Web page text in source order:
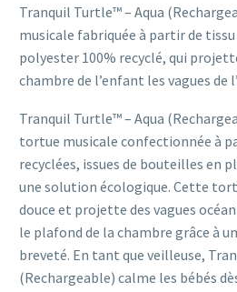
Tranquil Turtle™ – Aqua
musicale fabriquée à partir de
polyester 100% recyclé, qui
chambre de l’enfant les vagues de
Tranquil Turtle™ – Aqua
tortue musicale confectionnée à
recyclées, issues de bouteilles en
une solution écologique. Cette
douce et projette des vagues
le plafond de la chambre grâce à
breveté. En tant que veilleuse,
(Rechargeable) calme les bébés